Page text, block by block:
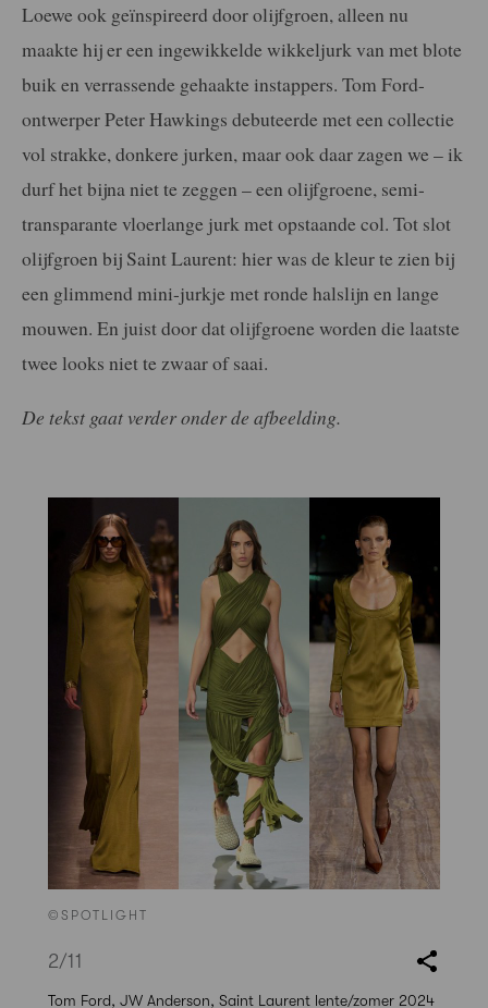
Loewe ook geïnspireerd door olijfgroen, alleen nu
maakte hij er een ingewikkelde wikkeljurk van met blote
buik en verrassende gehaakte instappers. Tom Ford-
ontwerper Peter Hawkings debuteerde met een collectie
vol strakke, donkere jurken, maar ook daar zagen we – ik
durf het bijna niet te zeggen – een olijfgroene, semi-
transparante vloerlange jurk met opstaande col. Tot slot
olijfgroen bij Saint Laurent: hier was de kleur te zien bij
een glimmend mini-jurkje met ronde halslijn en lange
mouwen. En juist door dat olijfgroene worden die laatste
twee looks niet te zwaar of saai.
De tekst gaat verder onder de afbeelding.
©SPOTLIGHT
2/11
Tom Ford, JW Anderson, Saint Laurent lente/zomer 2024